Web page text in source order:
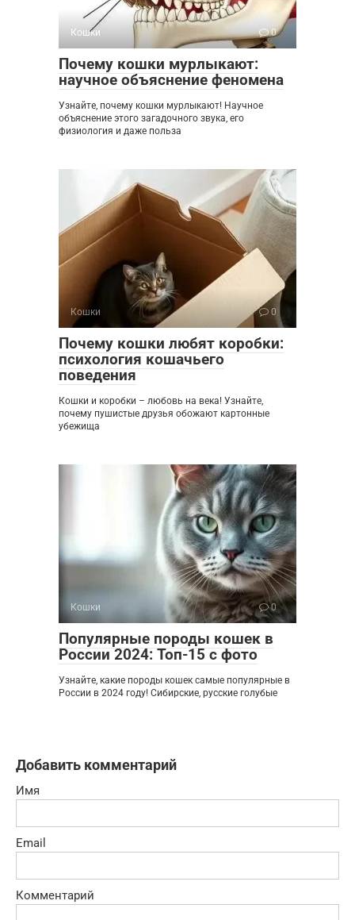
Кошки 0
Почему кошки мурлыкают:
научное объяснение феномена
Узнайте, почему кошки мурлыкают! Научное
объяснение этого загадочного звука, его
физиология и даже польза
Кошки 0
Почему кошки любят коробки:
психология кошачьего
поведения
Кошки и коробки – любовь на века! Узнайте,
почему пушистые друзья обожают картонные
убежища
Кошки 0
Популярные породы кошек в
России 2024: Топ-15 с фото
Узнайте, какие породы кошек самые популярные в
России в 2024 году! Сибирские, русские голубые
Добавить комментарий
Имя
Email
Комментарий